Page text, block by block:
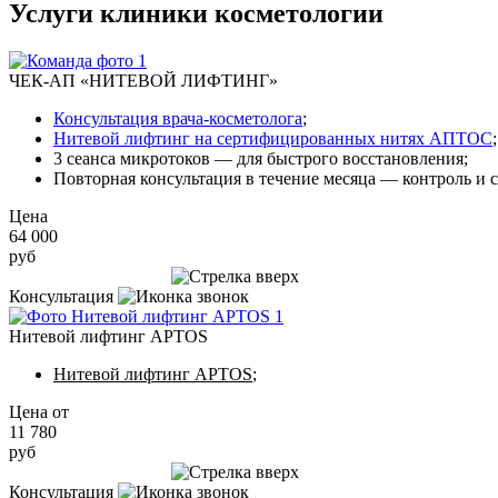
Услуги клиники косметологии
ЧЕК-АП «НИТЕВОЙ ЛИФТИНГ»
Консультация врача-косметолога;
Нитевой лифтинг на сертифицированных нитях АПТОС;
3 сеанса микротоков — для быстрого восстановления;
Повторная консультация в течение месяца — контроль и
Цена
64 000
руб
Консультация
Нитевой лифтинг APTOS
Нитевой лифтинг APTOS;
Цена от
11 780
руб
Консультация